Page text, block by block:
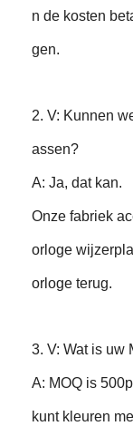
n de kosten
gen.
2. V: Kunnen
assen?
A: Ja, dat kan.
Onze fabriek
orloge
orloge terug.
3. V: Wat is uw
A: MOQ is
kunt kleuren